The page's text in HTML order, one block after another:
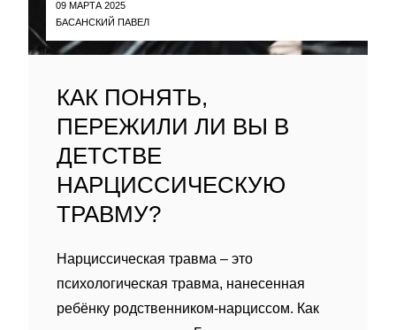
09 МАРТА 2025
БАСАНСКИЙ ПАВЕЛ
КАК ПОНЯТЬ,
ПЕРЕЖИЛИ ЛИ ВЫ В
ДЕТСТВЕ
НАРЦИССИЧЕСКУЮ
ТРАВМУ?
Нарциссическая травма – это
психологическая травма, нанесенная
ребëнку родственником-нарциссом. Как